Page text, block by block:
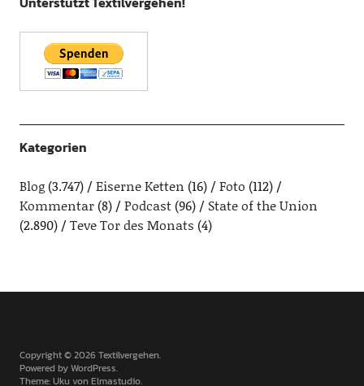
Kategorien
Blog(3.747) Eiserne Ketten (16) Foto (112)
Kommentar(8) Podcast(96)
State of the Union
(2.890)
Teve Tor des Monats (4)
Copyright © 2026 Textilvergehen
Powered byWordPress
Theme: Uku vonElmastudio